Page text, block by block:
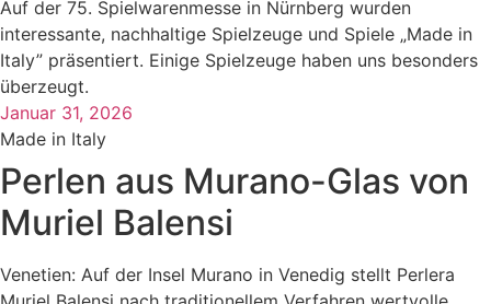
Auf der 75. Spielwarenmesse in Nürnberg wurden
interessante, nachhaltige Spielzeuge und Spiele „Made in
Italy” präsentiert. Einige Spielzeuge haben uns besonders
überzeugt.
Januar 31, 2026
Made in Italy
Perlen aus Murano-Glas von
Muriel Balensi
Venetien: Auf der Insel Murano in Venedig stellt Perlera